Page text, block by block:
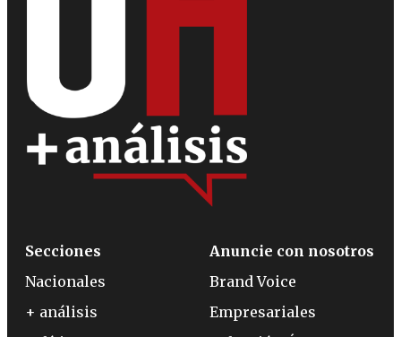
Secciones
Nacionales
+ análisis
Anuncie con nosotros
Brand Voice
Empresariales